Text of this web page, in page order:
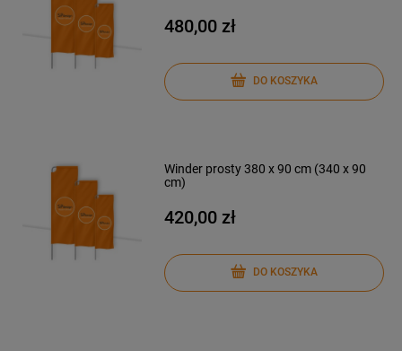
480,00 zł
DO KOSZYKA
Winder prosty 380 x 90 cm (340 x 90
cm)
420,00 zł
DO KOSZYKA